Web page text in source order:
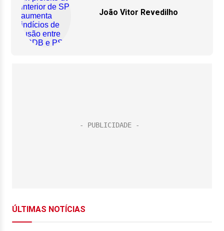
João Vitor Revedilho